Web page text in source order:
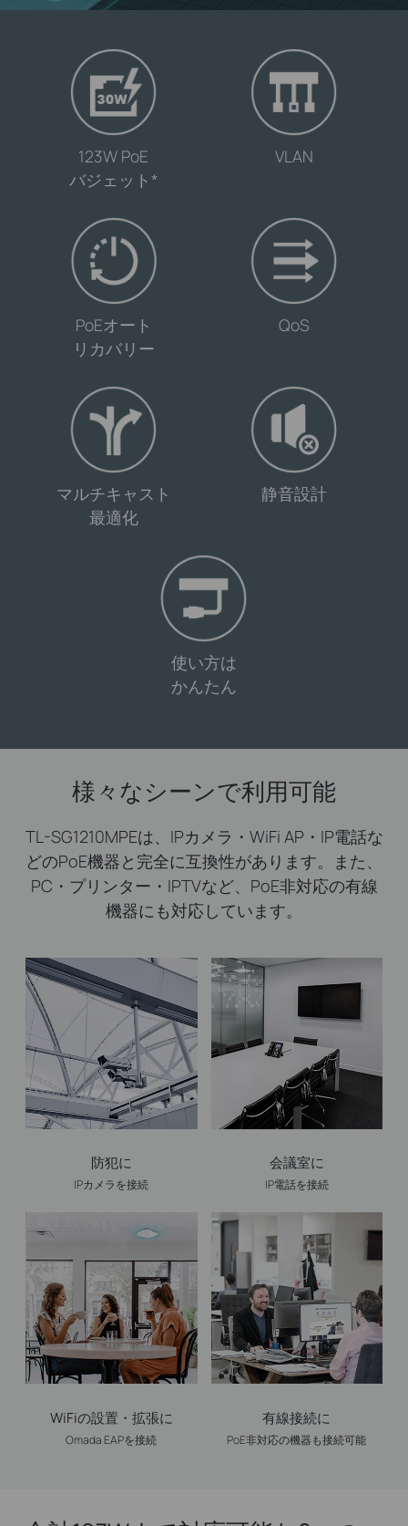
-
123W PoE
バジェット*
-
VLAN
-
PoEオート
リカバリー
-
QoS
-
マルチキャスト
最適化
-
静音設計
-
使い方は
かんたん
様々なシーンで利用可能
TL-SG1210MPEは、IPカメラ・WiFi AP・IP電話な
どのPoE機器と完全に互換性があります。また、
PC・プリンター・IPTVなど、PoE非対応の有線
機器にも対応しています。
防犯に
IPカメラを接続
会議室に
IP電話を接続
WiFiの設置・拡張に
Omada EAPを接続
有線接続に
PoE非対応の機器も接続可能